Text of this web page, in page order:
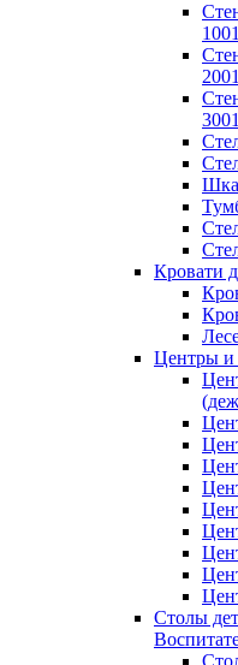
Кровати
Центры и
Столы